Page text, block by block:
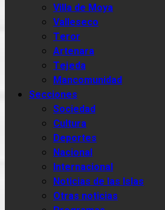
Villa de Moya
Valleseco
Teror
Artenara
Tejeda
Mancomunidad
Secciones
Sociedad
Cultura
Deportes
Nacional
Internacional
Noticias de las Islas
Otras noticias